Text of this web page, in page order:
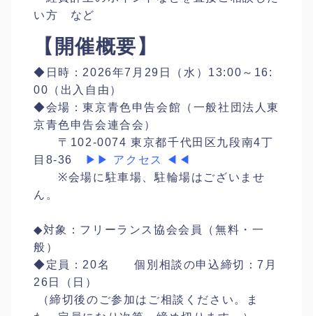
い方 など
【開催概要】
◆日時：2026年7月29日（水）13:00～16:
00（出入自由）
◆会場：東京青色申告会館（一般社団法人東
京青色申告会連合会）
〒102-0074 東京都千代田区九段南4丁
目8-36
▶▶ アクセス ◀◀
※会場に駐車場、駐輪場はございませ
ん。
◆対象：フリーランス協会会員（無料・一
般）
◆定員：20名 個別相談の申込締切：7月
26日（日）
（締切後のご参加はご相談ください。ま